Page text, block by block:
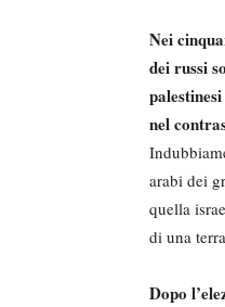
Nei
dei russi
nel
arabi dei
quella
di una
Dopo